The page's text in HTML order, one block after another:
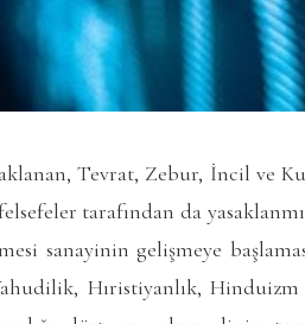
Tevrat, Zebur, İncil ve
tarafından da
sanayinin gelişmeye
Hıristiyanlık,